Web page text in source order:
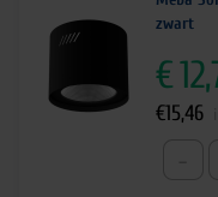
zwart
€
€15,46